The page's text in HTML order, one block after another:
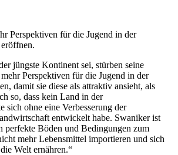
Perspektiven für die Jugend in der
jüngste Kontinent sei, stürben seine
Perspektiven für die Jugend in der
damit sie diese als attraktiv ansieht, als
so, dass kein Land in der
sich ohne eine Verbesserung der
entwickelt habe. Swaniker ist
perfekte Böden und Bedingungen zum
mehr Lebensmittel importieren und sich
Welt ernähren.“